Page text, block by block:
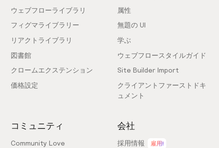
ウェブフローライブラリ
フィグマライブラリー
リアクトライブラリ
図書館
クロームエクステンション
価格設定
属性
無題の UI
学ぶ
ウェブフロースタイルガイド
Site Builder Import
クライアントファーストドキ
ュメント
コミュニティ
Community Love
会社
採用情報 雇用!